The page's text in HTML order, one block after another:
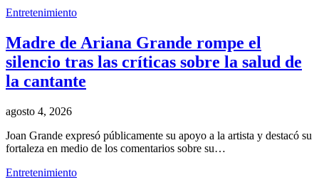
Entretenimiento
Madre de Ariana Grande rompe el
silencio tras las críticas sobre la salud de
la cantante
agosto 4, 2026
Joan Grande expresó públicamente su apoyo a la artista y destacó su
fortaleza en medio de los comentarios sobre su…
Entretenimiento